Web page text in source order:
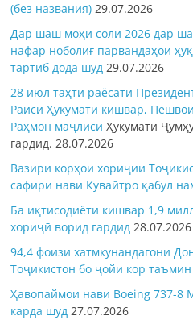
(без названия) 29.07.2026
Дар шаш моҳи соли 2026 дар
нафар ноболиғ парвандаҳои
тартиб дода шуд 29.07.2026
28 июл таҳти раёсати
Раиси Ҳукумати кишвар,
Раҳмон маҷлисиҲукумати
гардид.28.07.2026
Вазири корҳои хориҷии
сафири нави Кувайтро қабул
Ба иқтисодиёти кишвар 1,9
хориҷӣ ворид гардид 28.07.2026
94,4 фоизи хатмкунандагони
Тоҷикистон бо ҷойи кор
Ҳавопаймои нави Boeing 737-8
карда шуд 27.07.2026